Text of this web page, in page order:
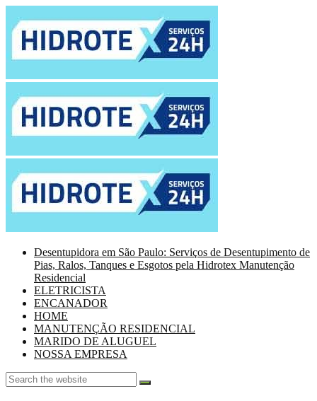
Desentupidora em São Paulo: Serviços de Desentupimento de
Pias, Ralos, Tanques e Esgotos pela Hidrotex Manutenção
Residencial
ELETRICISTA
ENCANADOR
HOME
MANUTENÇÃO RESIDENCIAL
MARIDO DE ALUGUEL
NOSSA EMPRESA